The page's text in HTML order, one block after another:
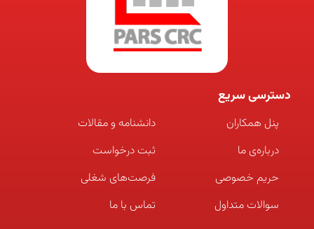
دسترسی سریع
پنل همکاران
درباره‌ی ما
حریم خصوصی
سوالات متداول
دانشنامه و مقالات
ثبت درخواست
فرصت‌های شغلی
تماس با ما